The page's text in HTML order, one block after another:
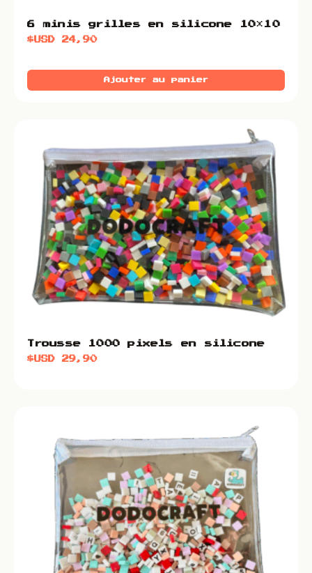
6 minis grilles en silicone 10×10
$USD24,90
Ajouter au panier
Trousse 1000 pixels en silicone
$USD29,90